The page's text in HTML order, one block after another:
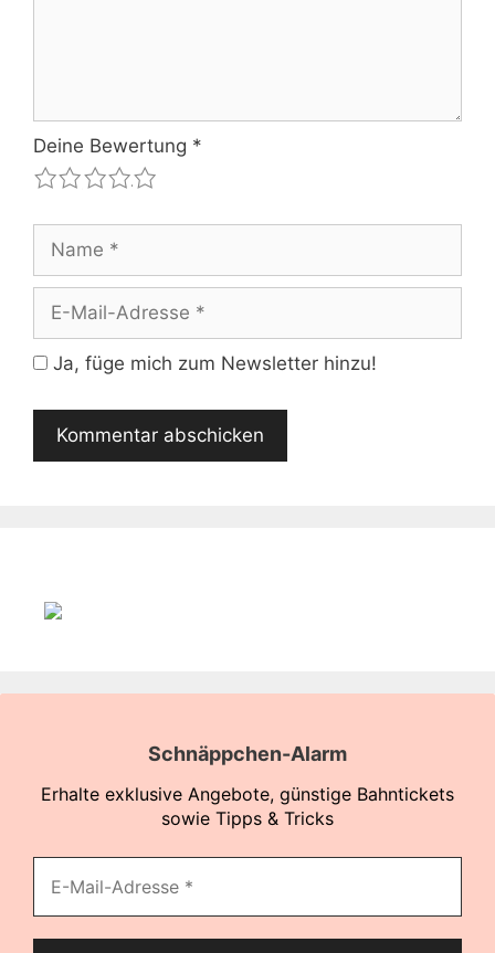
Deine Bewertung *
4
3
2
1
Name
Adresse
Ja, füge mich zum Newsletter hinzu!
Schnäppchen-Alarm
Erhalte exklusive Angebote, günstige Bahntickets
sowie Tipps & Tricks